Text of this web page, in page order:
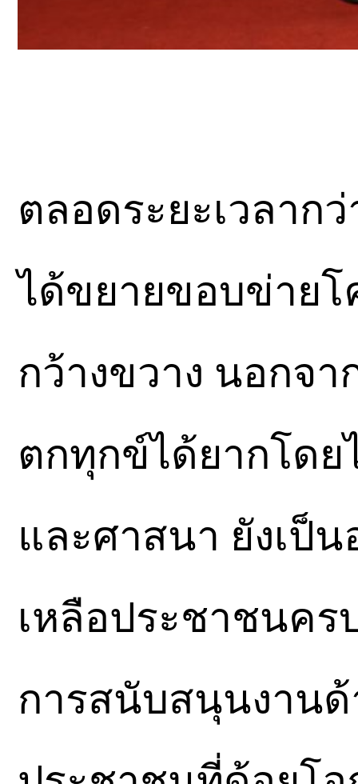
ตลอดระยะเวลาก
ได้ขยายขอบข่ายโ
กว้างขวาง นอกจ
ตกทุกข์ได้ยากโด
และศาสนา ยังเป็
เหลือประชาชนคร
การสนับสนุนงาน